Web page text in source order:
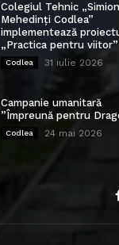
Colegiul Tehnic „Simion
Mehedinți Codlea”
implementează
„Practica pentru viitor”
Codlea 31 iulie 2026
Campanie umanitară
”Împreună pentru
Codlea 24 mai 2026